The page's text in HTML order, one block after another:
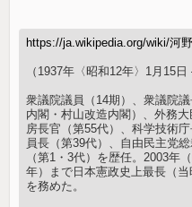
https://ja.wikipedia.org/wiki/河
（1937年〈昭和12年〉1月15
衆議院議員（14期）、衆議院
内閣・村山改造内閣）、外務
房長官（第55代）、科学技術
員長（第39代）、自由民主党
（第1・3代）を歴任。2003年
年）まで日本憲政史上最長（
を務めた。